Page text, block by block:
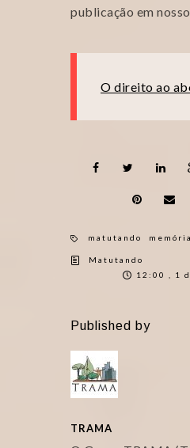
publicação em
O direito ao
matutando memória
Matutando
12:00 , 1
Published by
TRAMA